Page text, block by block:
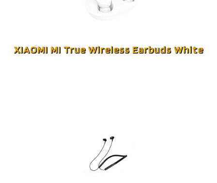
XIAOMI MI True Wireless Earbuds White